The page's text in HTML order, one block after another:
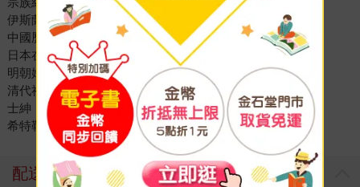
伊斯蘭教
中國歷代商業
日本在台貿易
明朝婦女地位
清代社會
士紳
希特勒與法西斯
配送方式